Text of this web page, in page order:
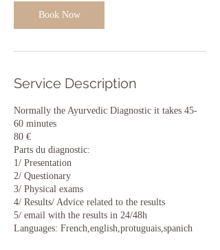
Book Now
Service Description
Normally the Ayurvedic Diagnostic it takes 45-
60 minutes
80 €
Parts du diagnostic:
1/ Presentation
2/ Questionary
3/ Physical exams
4/ Results/ Advice related to the results
5/ email with the results in 24/48h
Languages: French,english,protuguais,spanich